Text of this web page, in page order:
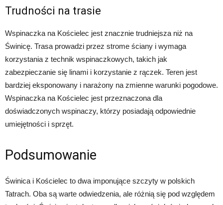
Trudności na trasie
Wspinaczka na Kościelec jest znacznie trudniejsza niż na
Świnicę. Trasa prowadzi przez strome ściany i wymaga
korzystania z technik wspinaczkowych, takich jak
zabezpieczanie się linami i korzystanie z rączek. Teren jest
bardziej eksponowany i narażony na zmienne warunki pogodowe.
Wspinaczka na Kościelec jest przeznaczona dla
doświadczonych wspinaczy, którzy posiadają odpowiednie
umiejętności i sprzęt.
Podsumowanie
Świnica i Kościelec to dwa imponujące szczyty w polskich
Tatrach. Oba są warte odwiedzenia, ale różnią się pod względem